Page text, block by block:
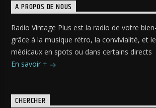
A PROPOS DE NOUS
Radio Vintage Plus est la radio de votre
grâce à la musique rétro, la convivialité, et
médicaux en spots ou dans certains directs
En savoir +
CHERCHER